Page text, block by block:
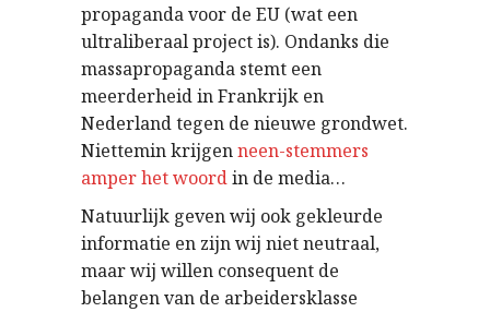
propaganda voor de EU (wat een
ultraliberaal project is). Ondanks die
massapropaganda stemt een
meerderheid in Frankrijk en
Nederland tegen de nieuwe grondwet.
Niettemin krijgenneen-stemmers
amper het woordin de media…
Natuurlijk geven wij ook gekleurde
informatie en zijn wij niet neutraal,
maar wij willen consequent de
belangen van de arbeidersklasse